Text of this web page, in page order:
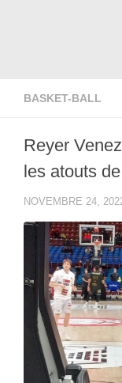
BASKET-BALL
Reyer
les atouts
NOVEMBRE 24,